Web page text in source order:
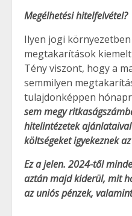
Megélhetési hitelfelvétel?
Ilyen jogi
megtakarítások
Tény viszont, hogy a
semmilyen
tulajdonképpen
sem megy
hitelintézetek
költségeket igyekeznek
Ez a jelen. 2024-től
aztán majd kiderül, mit
az uniós pénzek,